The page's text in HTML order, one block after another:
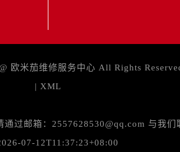
前预约）
前预约）
预约）
欧米茄维修服务中心 All Rights
| XML
过邮箱：2557628530@qq.com 与我
07-12T11:37:23+08:00